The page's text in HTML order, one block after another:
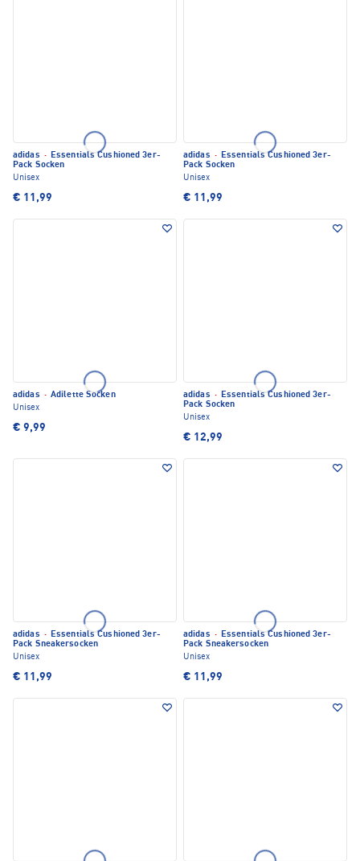
adidas · Essentials Cushioned 3er-
Pack Socken
Unisex
€ 11,99
adidas · Essentials Cushioned 3er-
Pack Socken
Unisex
€ 11,99
adidas · Adilette Socken
Unisex
€ 9,99
adidas · Essentials Cushioned 3er-
Pack Socken
Unisex
€ 12,99
adidas · Essentials Cushioned 3er-
Pack Sneakersocken
Unisex
€ 11,99
adidas · Essentials Cushioned 3er-
Pack Sneakersocken
Unisex
€ 11,99